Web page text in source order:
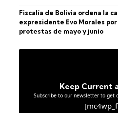
Fiscalía de Bolivia ordena la
expresidente Evo Morales por
protestas de mayo y junio
Keep Current
Subscribe to our newsletter to get